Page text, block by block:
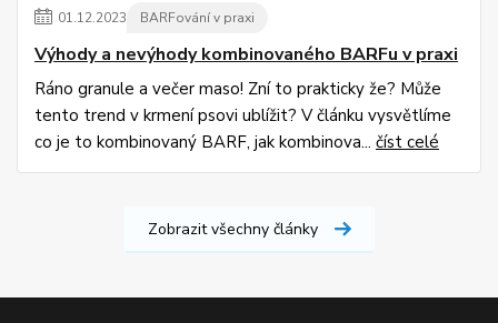
01.12.2023 BARFování v praxi
Výhody a nevýhody kombinovaného BARFu v praxi
Ráno granule a večer maso! Zní to prakticky že? Může
tento trend v krmení psovi ublížit? V článku vysvětlíme
co je to kombinovaný BARF, jak kombinova... číst celé
Zobrazit všechny články